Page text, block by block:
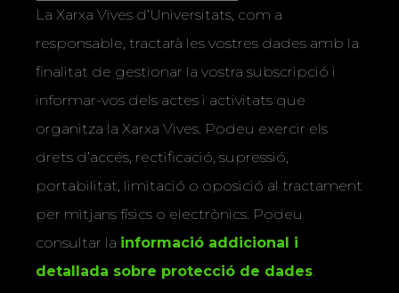
La Xarxa Vives d’Universitats, com a
responsable, tractarà les vostres dades amb la
finalitat de gestionar la vostra subscripció i
informar-vos dels actes i activitats que
organitza la Xarxa Vives. Podeu exercir els
drets d’accés, rectificació, supressió,
portabilitat, limitació o oposició al tractament
per mitjans físics o electrònics. Podeu
consultar la informació addicional i
detallada sobre protecció de dades.